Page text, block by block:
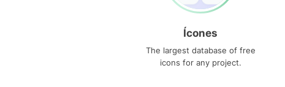
Ícones
The largest database of free
icons for any project.